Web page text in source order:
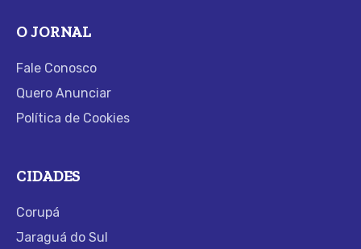
O JORNAL
Fale Conosco
Quero Anunciar
Política de Cookies
CIDADES
Corupá
Jaraguá do Sul